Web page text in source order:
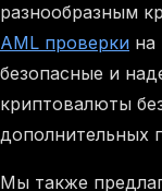
разнообразным
AML проверки на
безопасные и
криптовалюты
дополнительных
Мы также